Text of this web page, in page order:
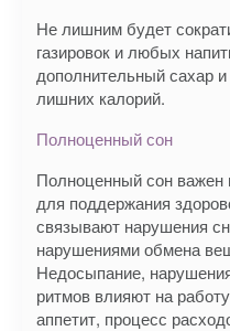
Не лишним будет
газировок и любых
дополнительный сахар
лишних калорий.
Полноценный сон
Полноценный сон важен
для поддержания
связывают нарушения
нарушениями обмена
Недосыпание,
ритмов влияют на
аппетит, процесс